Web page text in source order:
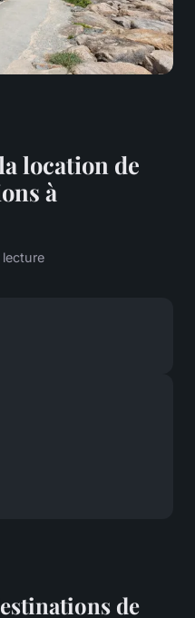
location de
à
de